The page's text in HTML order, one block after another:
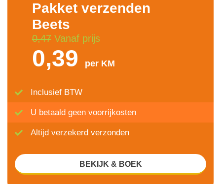
Pakket verzenden
Beets
0,47Vanaf prijs
0,39 per KM
Inclusief BTW
U betaald geen voorrijkosten
Altijd verzekerd verzonden
BEKIJK & BOEK